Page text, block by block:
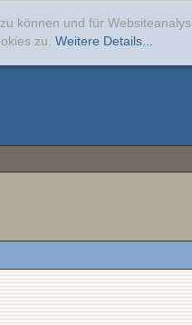
können und für
zu. Weitere Details...